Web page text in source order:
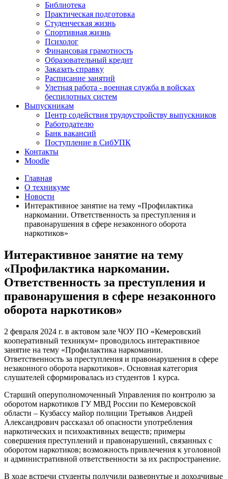
Библиотека
Практическая подготовка
Студенческая жизнь
Спортивная жизнь
Психолог
Финансовая грамотность
Образовательный кредит
Заказать справку
Расписание занятий
Улетная работа - военная служба в войсках
беспилотных систем
Выпускникам
Центр содействия трудоустройству выпускников
Работодателю
Банк вакансий
Поступление в СибУПК
Контакты
Moodle
Главная
О техникуме
Новости
Интерактивное занятие на тему «Профилактика
наркомании. Ответственность за преступления и
правонарушения в сфере незаконного оборота
наркотиков»
Интерактивное занятие на тему
«Профилактика наркомании.
Ответственность за преступления и
правонарушения в сфере незаконного
оборота наркотиков»
2 февраля 2024 г. в актовом зале ЧОУ ПО «Кемеровский
кооперативный техникум» проводилось интерактивное
занятие на тему «Профилактика наркомании.
Ответственность за преступления и правонарушения в сфере
незаконного оборота наркотиков». Основная категория
слушателей сформировалась из студентов 1 курса.
Старший оперуполномоченный Управления по контролю за
оборотом наркотиков ГУ МВД России по Кемеровской
области – Кузбассу майор полиции Третьяков Андрей
Александрович рассказал об опасности употребления
наркотических и психоактивных веществ; примеры
совершения преступлений и правонарушений, связанных с
оборотом наркотиков; возможность привлечения к уголовной
и административной ответственности за их распространение.
В ходе встречи студенты получили развернутые и доходчивые